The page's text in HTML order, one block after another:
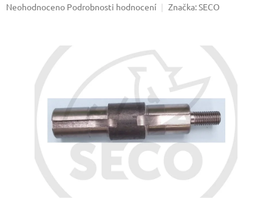
Průměrné
hvězdiček.
Neohodnoceno Podrobnosti hodnocení Značka:SECO